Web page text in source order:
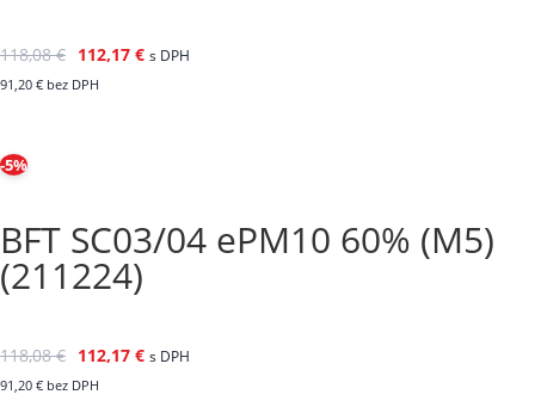
118,08€ 112,17 € s DPH
91,20 € bez DPH
-5%
BFT SC03/04 ePM10 60% (M5)
(211224)
118,08€ 112,17 € s DPH
91,20 € bez DPH